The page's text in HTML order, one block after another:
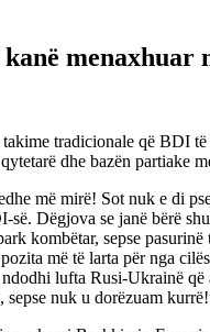
menaxhuar
tradicionale që BDI
dhe bazën partiake
më mirë! Sot nuk e di
Dëgjova se janë bërë
kombëtar, sepse
më të larta për nga
ndodhi lufta Rusi-Ukrainë
sepse nuk u dorëzuam